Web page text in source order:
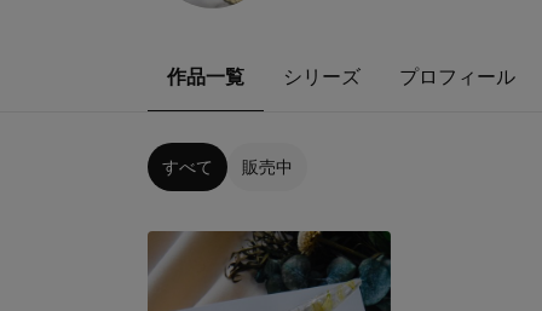
作品一覧 シリーズ プロフィール
すべて 販売中